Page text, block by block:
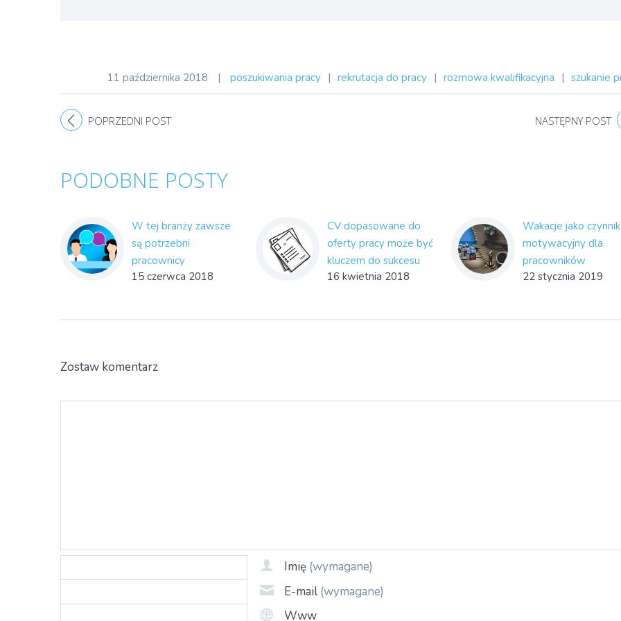
11 października 2018 | poszukiwania pracy | rekrutacja do pracy | rozmowa kwalifikacyjna | szukanie
POPRZEDNI POST NASTĘPNY POST
PODOBNE POSTY
W tej branży zawsze
są potrzebni
pracownicy
15 czerwca 2018
CV dopasowane do
oferty pracy może być
kluczem do sukcesu
16 kwietnia 2018
Wakacje jako czynnik
motywacyjny dla
pracowników
22 stycznia 2019
Zostaw komentarz
Imię (wymagane)
E-mail(wymagane)
Www